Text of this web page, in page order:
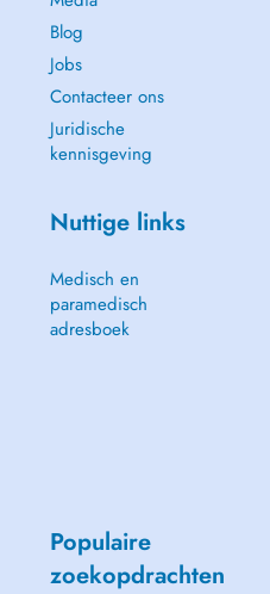
Blog
Jobs
Contacteer ons
Juridische
kennisgeving
Nuttige links
Medisch en
paramedisch
adresboek
Populaire
zoekopdrachten